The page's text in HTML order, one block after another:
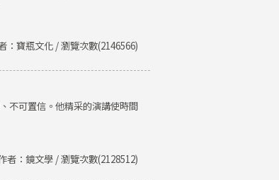
：寶瓶文化 / 瀏覽次數(2146566)
不可置信。他精采的演講使時間
者：鏡文學 / 瀏覽次數(2128512)